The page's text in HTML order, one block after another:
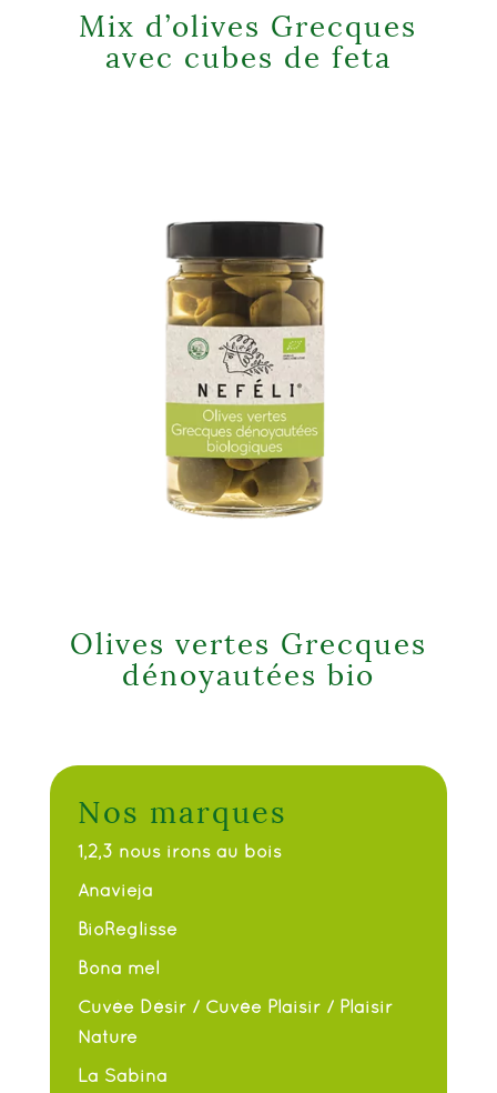
Mix d’olives Grecques
avec cubes de feta
Olives vertes Grecques
dénoyautées bio
Nos marques
1,2,3 nous irons au bois
Anavieja
BioReglisse
Bona mel
Cuvée Désir / Cuvée Plaisir / Plaisir
Nature
La Sabina